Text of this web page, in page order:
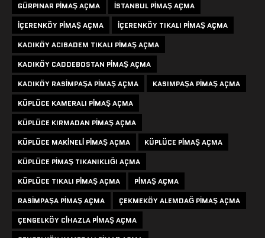
GÜRPINAR PIMAŞ AÇMA
ISTANBUL PIMAŞ AÇMA
IÇERENKÖY PIMAŞ AÇMA
IÇERENKÖY TIKALI PIMAŞ AÇMA
KADIKÖY ACIBADEM TIKALI PIMAŞ AÇMA
KADIKÖY CADDEBOSTAN PIMAŞ AÇMA
KADIKÖY RASIMPAŞA PIMAŞ AÇMA
KASIMPAŞA PIMAŞ AÇMA
KÜPLÜCE KAMERALI PIMAŞ AÇMA
KÜPLÜCE KIRMADAN PIMAŞ AÇMA
KÜPLÜCE MAKINELI PIMAŞ AÇMA
KÜPLÜCE PIMAŞ AÇMA
KÜPLÜCE PIMAŞ TIKANIKLIĞI AÇMA
KÜPLÜCE TIKALI PIMAŞ AÇMA
PIMAŞ AÇMA
RASIMPAŞA PIMAŞ AÇMA
ÇEKMEKÖY ALEMDAĞ PIMAŞ AÇMA
ÇENGELKÖY CIHAZLA PIMAŞ AÇMA